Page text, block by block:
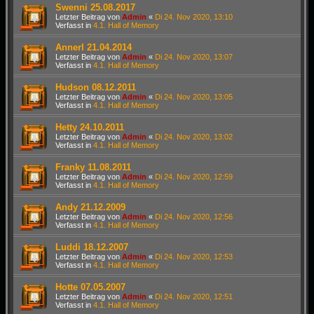
Swenni 25.08.2017
Letzter Beitrag von Admin « Di 24. Nov 2020, 13:10
Verfasst in 4.1. Hall of Memory
Annerl 21.04.2014
Letzter Beitrag von Admin « Di 24. Nov 2020, 13:07
Verfasst in 4.1. Hall of Memory
Hudson 08.12.2011
Letzter Beitrag von Admin « Di 24. Nov 2020, 13:05
Verfasst in 4.1. Hall of Memory
Hetty 24.10.2011
Letzter Beitrag von Admin « Di 24. Nov 2020, 13:02
Verfasst in 4.1. Hall of Memory
Franky 11.08.2011
Letzter Beitrag von Admin « Di 24. Nov 2020, 12:59
Verfasst in 4.1. Hall of Memory
Andy 21.12.2009
Letzter Beitrag von Admin « Di 24. Nov 2020, 12:56
Verfasst in 4.1. Hall of Memory
Luddi 18.12.2007
Letzter Beitrag von Admin « Di 24. Nov 2020, 12:53
Verfasst in 4.1. Hall of Memory
Hotte 07.05.2007
Letzter Beitrag von Admin « Di 24. Nov 2020, 12:51
Verfasst in 4.1. Hall of Memory